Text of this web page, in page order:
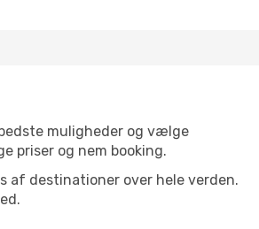
muligheder og vælge
priser og nem booking.
af destinationer over hele verden.